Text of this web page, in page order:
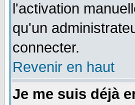
l'activation
qu'un
connecter.
Revenir en haut
Je me suis déjà